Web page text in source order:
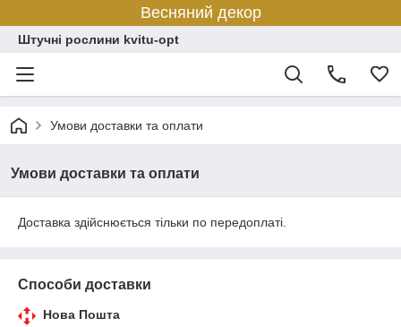
Весняний декор
Штучні рослини kvitu-opt
Умови доставки та оплати
Умови доставки та оплати
Доставка здійснюється тільки по передоплаті.
Способи доставки
Нова Пошта